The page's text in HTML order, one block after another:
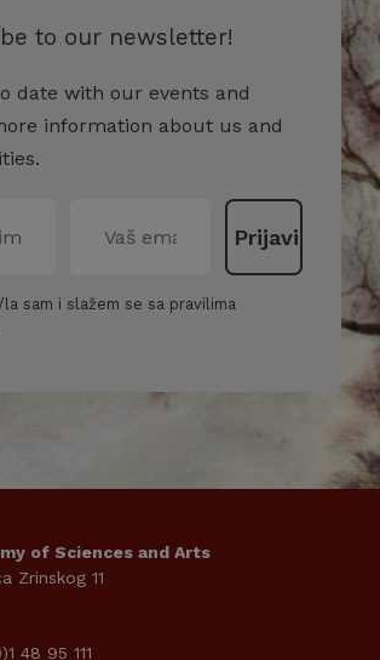
to our newsletter!
date with our events and
information about us and
sam i slažem se sa pravilima
of Sciences and Arts
Zrinskog 11
48 95 111